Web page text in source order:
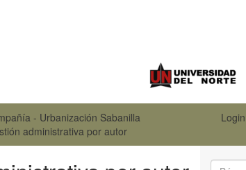
- Urbanización Sabanilla
administrativa por autor
Login